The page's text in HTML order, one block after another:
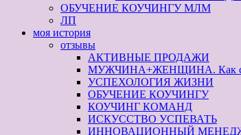
ОБУЧЕНИЕ КОУЧИНГУ МЛМ
ЛП
моя история
отзывы
АКТИВНЫЕ ПРОДАЖИ
МУЖЧИНА+ЖЕНЩИНА. Как
УСПЕХОЛОГИЯ ЖИЗНИ
ОБУЧЕНИЕ КОУЧИНГУ
КОУЧИНГ КОМАНД
ИСКУССТВО УСПЕВАТЬ
ИННОВАЦИОННЫЙ